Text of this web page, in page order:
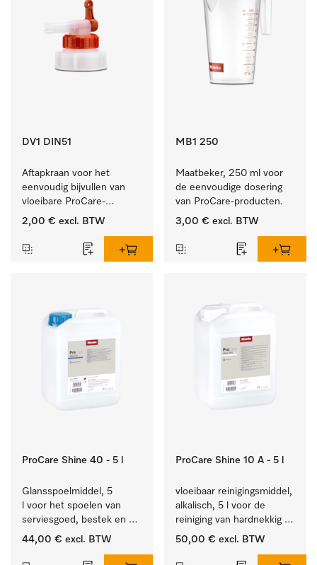
DV1 DIN51
Aftapkraan voor het
eenvoudig bijvullen van
vloeibare ProCare-
producten.
2,00 € excl. BTW
MB1 250
Maatbeker, 250 ml voor
de eenvoudige dosering
van ProCare-producten.
3,00 € excl. BTW
ProCare Shine 40 - 5 l
Glansspoelmiddel, 5
l voor het spoelen van
serviesgoed, bestek en
ideaal voor glazen.
44,00 € excl. BTW
ProCare Shine 10 A - 5 l
vloeibaar reinigingsmiddel,
alkalisch, 5 l voor de
reiniging van hardnekkig
vuil op serviesgoed,
50,00 € excl. BTW